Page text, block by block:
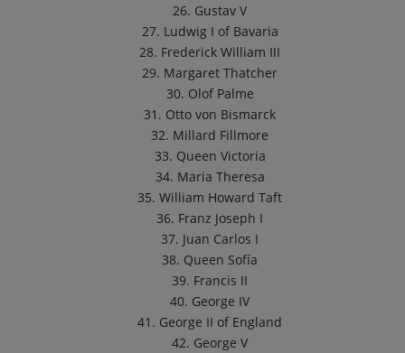
26. Gustav V
27. Ludwig I of Bavaria
28. Frederick William III
29. Margaret Thatcher
30. Olof Palme
31. Otto von Bismarck
32. Millard Fillmore
33. Queen Victoria
34. Maria Theresa
35. William Howard Taft
36. Franz Joseph I
37. Juan Carlos I
38. Queen Sofía
39. Francis II
40. George IV
41. George II of England
42. George V